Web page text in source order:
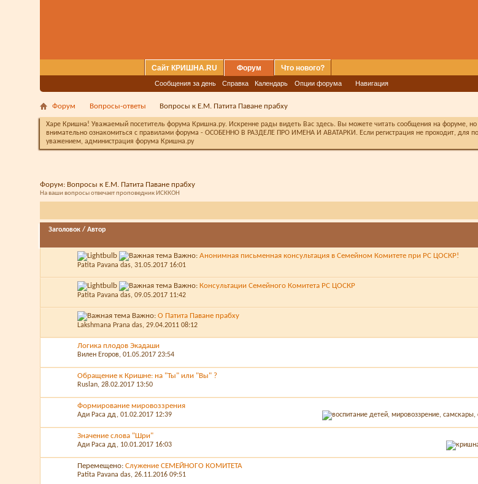
Сайт КРИШНА.RU Форум
Сообщения за день Справка Календарь Опции форума Навигация
Что нового?
Форум Вопросы-ответы Вопросы к Е.М. Патита Паване прабху
Харе Кришна! Уважаемый посетитель форума Кришна.ру. Искренне рады видеть Вас здесь. Вы можете читать сообщения на форуме, но
внимательно ознакомиться с правилами форума - ОСОБЕННО В РАЗДЕЛЕ ПРО ИМЕНА И АВАТАРКИ. Если регистрация не проходит, для
уважением, администрация форума Кришна.ру
Форум: Вопросы к Е.М. Патита Паване прабху
На ваши вопросы отвечает проповедник ИСККОН
Заголовок / Автор
Важно: Анонимная письменная консультация в Семейном Комитете при РС ЦОСКР!
Patita Pavana das, 31.05.2017 16:01
Важно: Консультации Семейного Комитета РС ЦОСКР
Patita Pavana das, 09.05.2017 11:42
Важно: О Патита Паване прабху
Lakshmana Prana das, 29.04.2011 08:12
Логика плодов Экадаши
Вилен Егоров, 01.05.2017 23:54
Обращение к Кришне: на "Ты" или "Вы" ?
Ruslan, 28.02.2017 13:50
Формирование мировоззрения
Ади Раса дд, 01.02.2017 12:39
Значение слова "Шри"
Ади Раса дд, 10.01.2017 16:03
Перемещено: Служение СЕМЕЙНОГО КОМИТЕТА
Patita Pavana das, 26.11.2016 09:51